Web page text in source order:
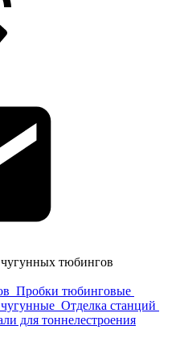
тюбингов
Пробки тюбинговые
Отделка станций
для тоннелестроения